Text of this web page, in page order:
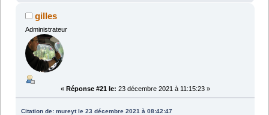
gilles
Administrateur
« Réponse #21 le: 23 décembre 2021 à 11:15:23 »
Citation de: mureyt le 23 décembre 2021 à 08:42:47